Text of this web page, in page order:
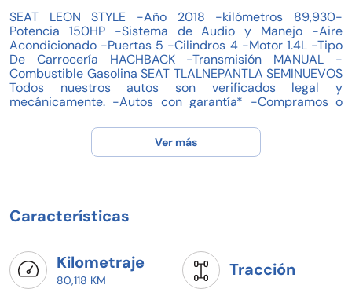
SEAT LEON STYLE -Año 2018 -kilómetros 89,930-
Potencia 150HP -Sistema de Audio y Manejo -Aire
Acondicionado -Puertas 5 -Cilindros 4 -Motor 1.4L -Tipo
De Carrocería HACHBACK -Transmisión MANUAL -
Combustible Gasolina SEAT TLALNEPANTLA SEMINUEVOS
Todos nuestros autos son verificados legal y
mecánicamente. -Autos con garantía* -Compramos o
Extendida* -Seguro de Auto -Reserve su prueba de
manejo REQUISITOS PARA CRÉDITO -INE, Pasaporte,
Cédula Profesional (vigentes) -CURP -RFC (situación
según marca, año y kilometraje. Todos los precios son en
Ver más
Características
Kilometraje
80,118 KM
Tracción